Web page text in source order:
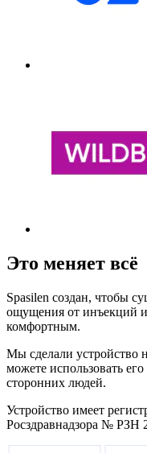
Это меняет всё
Spasilen создан, чтобы
ощущения от инъекций и
комфортным.
Мы сделали устройство
можете использовать
сторонних людей.
Устройство имеет
Росздравнадзора № РЗН